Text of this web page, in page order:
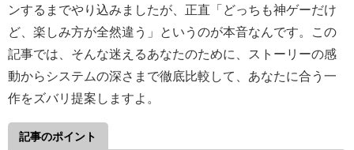
ンするまでやり込みましたが、正直「どっちも神ゲーだけ
ど、楽しみ方が全然違う」というのが本音なんです。この
記事では、そんな迷えるあなたのために、ストーリーの感
動からシステムの深さまで徹底比較して、あなたに合う一
作をズバリ提案しますよ。
記事のポイント